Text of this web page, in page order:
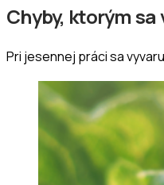
Chyby, ktorým sa
Pri jesennej práci sa